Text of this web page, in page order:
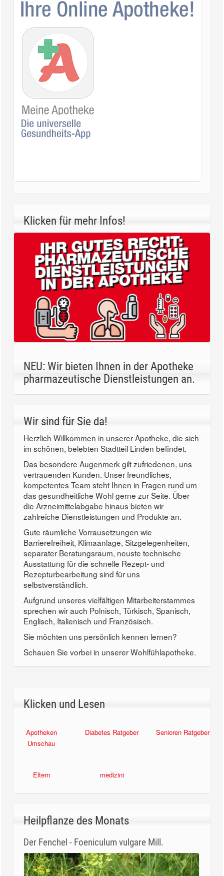
Klicken für mehr Infos!
NEU: Wir bieten Ihnen in der Apotheke
pharmazeutische Dienstleistungen an.
Wir sind für Sie da!
Herzlich Willkommen in unserer Apotheke, die sich
im schönen, belebten Stadtteil Linden befindet.
Das besondere Augenmerk gilt zufriedenen, uns
vertrauenden Kunden. Unser freundliches,
kompetentes Team steht Ihnen in Fragen rund um
das gesundheitliche Wohl gerne zur Seite. Über
die Arzneimittelabgabe hinaus bieten wir
zahlreiche Dienstleistungen und Produkte an.
Gute räumliche Vorrausetzungen wie
Barrierefreiheit, Klimaanlage, Sitzgelegenheiten,
separater Beratungsraum, neuste technische
Ausstattung für die schnelle Rezept- und
Rezepturbearbeitung sind für uns
selbstverständlich.
Aufgrund unseres vielfältigen Mitarbeiterstammes
sprechen wir auch Polnisch, Türkisch, Spanisch,
Englisch, Italienisch und Französisch.
Sie möchten uns persönlich kennen lernen?
Schauen Sie vorbei in unserer Wohlfühlapotheke.
Klicken und Lesen
Apotheken
Umschau
Diabetes Ratgeber Senioren Ratgeber
Eltern medizini
Heilpflanze des Monats
Der Fenchel - Foeniculum vulgare Mill.